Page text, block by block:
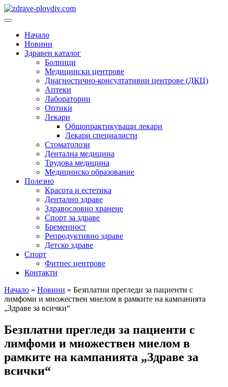
Преминете
към
Основно
Начало
Новини
Здравен каталог
Болници
Медицински центрове
Диагностично-консултативни центрове (ДКЦ)
Аптеки
Лаборатории
Оптики
Лекари
Общопрактикуващи лекари
Лекари специалисти
Стоматолози
Дентална медицина
Трудова медицина
Медицинско образование
Полезно
Красота и естетика
Дентално здраве
Здравословно хранене
Спорт за здраве
Бременност
Репродуктивно здраве
Детско здраве
Спорт
Фитнес центрове
Контакти
Начало » Новини » Безплатни прегледи за пациенти с
лимфоми и множествен миелом в рамките на кампанията
„Здраве за всички“
Безплатни прегледи за пациенти с
лимфоми и множествен миелом в
рамките на кампанията „Здраве за
всички“